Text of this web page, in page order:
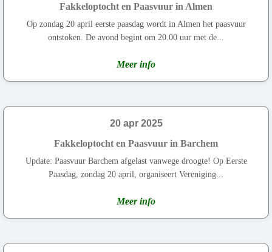
Fakkeloptocht en Paasvuur in Almen
Op zondag 20 april eerste paasdag wordt in Almen het paasvuur
ontstoken. De avond begint om 20.00 uur met de...
Meer info
20 apr 2025
Fakkeloptocht en Paasvuur in Barchem
Update: Paasvuur Barchem afgelast vanwege droogte! Op Eerste
Paasdag, zondag 20 april, organiseert Vereniging...
Meer info